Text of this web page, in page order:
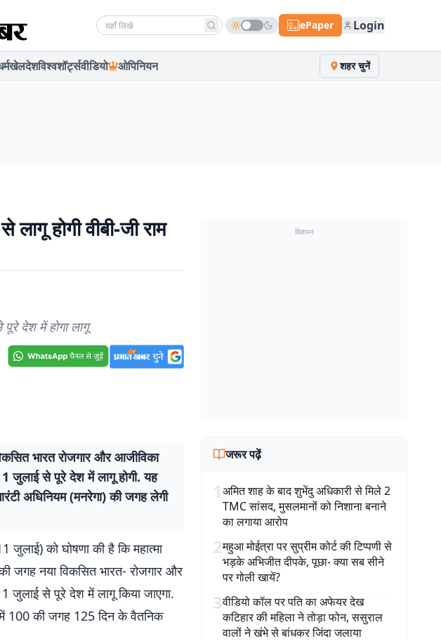
Search news ePaper Login
खेलदेशविश्वशॉर्ट्सवीडियो ओपिनियन शहर चुनें
होगी वीबी-जी राम
पूरे देश में होगा लागू
भारत रोजगार और आजीविका
1 जुलाई से पूरे देश में लागू होगी. यह
गारंटी अधिनियम (मनरेगा) की जगह लेगी
जुलाई) को घोषणा की है कि महात्मा
की जगह नया विकसित भारत- रोजगार और
1 जुलाई से पूरे देश में लागू किया जाएगा.
में 100 की जगह 125 दिन के वैतनिक
विज्ञापन
जरूर पढ़ें
1अमित शाह के बाद शुभेंदु अधिकारी से मिले 2
TMC सांसद, मुसलमानों को निशाना बनाने
का लगाया आरोप
2महुआ मोईत्रा पर सुप्रीम कोर्ट की टिप्पणी से
भड़के अभिजीत दीपके, पूछा- क्या सब सीने
पर गोली खायें?
3वीडियो कॉल पर पति का अफेयर देख
कटिहार की महिला ने तोड़ा फोन, ससुराल
वालों ने खंभे से बांधकर जिंदा जलाया